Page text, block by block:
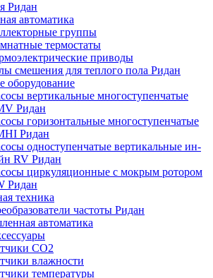
Ридан
автоматика
группы
термостаты
приводы
смешения для теплого пола Ридан
оборудование
вертикальные многоступенчатые
Ридан
горизонтальные многоступенчатые
Ридан
одноступенчатые вертикальные ин-
RV Ридан
циркуляционные с мокрым ротором
Ридан
техника
частоты Ридан
автоматика
CO2
влажности
температуры